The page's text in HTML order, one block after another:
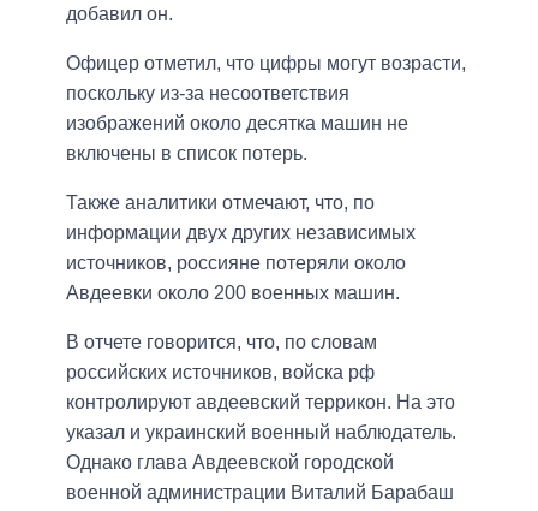
добавил он.
Офицер отметил, что цифры могут возрасти,
поскольку из-за несоответствия
изображений около десятка машин не
включены в список потерь.
Также аналитики отмечают, что, по
информации двух других независимых
источников, россияне потеряли около
Авдеевки около 200 военных машин.
В отчете говорится, что, по словам
российских источников, войска рф
контролируют авдеевский террикон. На это
указал и украинский военный наблюдатель.
Однако глава Авдеевской городской
военной администрации Виталий Барабаш